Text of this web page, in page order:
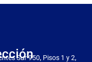
Sur 950, Pisos 1 y 2,